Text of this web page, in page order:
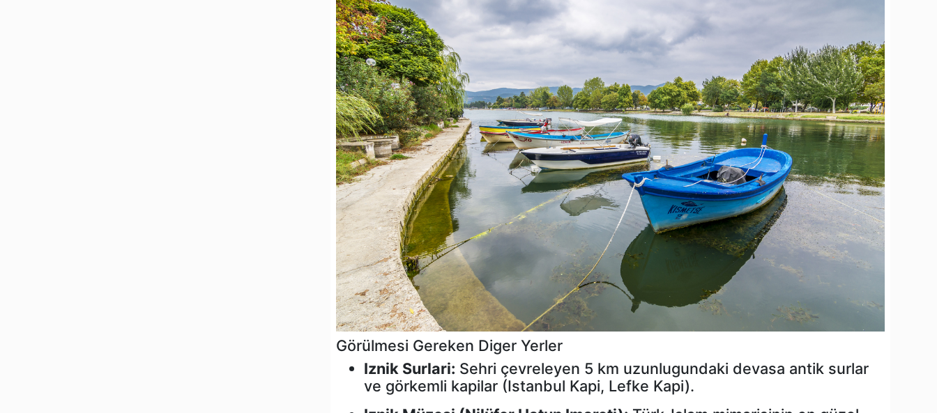
Görülmesi Gereken Diger Yerler
Iznik Surlari: Sehri çevreleyen 5 km uzunlugundaki devasa antik surlar
ve görkemli kapilar (Istanbul Kapi, Lefke Kapi).